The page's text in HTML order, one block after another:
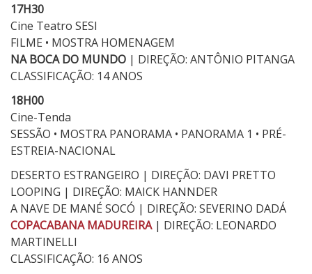
17H30
Cine Teatro SESI
FILME • MOSTRA HOMENAGEM
NA BOCA DO MUNDO | DIREÇÃO: ANTÔNIO PITANGA
CLASSIFICAÇÃO: 14 ANOS
18H00
Cine-Tenda
SESSÃO • MOSTRA PANORAMA • PANORAMA 1 • PRÉ-
ESTREIA-NACIONAL
DESERTO ESTRANGEIRO | DIREÇÃO: DAVI PRETTO
LOOPING | DIREÇÃO: MAICK HANNDER
A NAVE DE MANÉ SOCÓ | DIREÇÃO: SEVERINO DADÁ
COPACABANA MADUREIRA| DIREÇÃO: LEONARDO
MARTINELLI
CLASSIFICAÇÃO: 16 ANOS